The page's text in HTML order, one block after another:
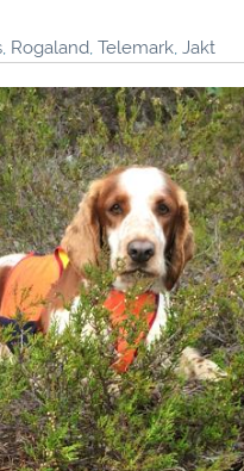
, Rogaland, Telemark, Jakt